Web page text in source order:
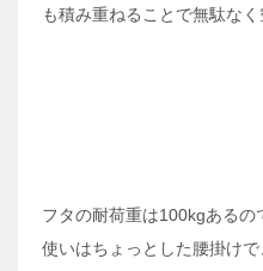
も積み重ねることで無駄な
フタの耐荷重は100kgある
使いはちょっとした腰掛け